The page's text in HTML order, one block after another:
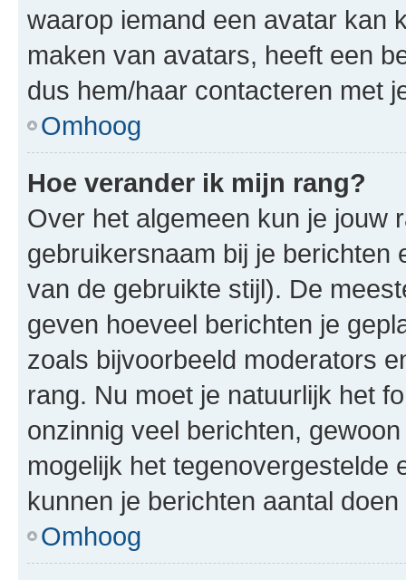
waarop iemand een avatar kan
maken van avatars, heeft een
dus hem/haar contacteren met
Omhoog
Hoe verander ik mijn rang?
Over het algemeen kun je jouw
gebruikersnaam bij je berichten
van de gebruikte stijl). De
geven hoeveel berichten je
zoals bijvoorbeeld moderators
rang. Nu moet je natuurlijk het
onzinnig veel berichten,
mogelijk het tegenovergestelde
kunnen je berichten aantal doen
Omhoog